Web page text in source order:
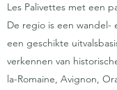
Les Palivettes met een
De regio is een wandel-
een geschikte
verkennen van
la-Romaine, Avignon,